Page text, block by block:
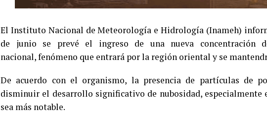
El Instituto Nacional de Meteorología e Hidrología (Inameh)
de junio se prevé el ingreso de una nueva concentración
nacional, fenómeno que entrará por la región oriental y se
De acuerdo con el organismo, la presencia de partículas de
disminuir el desarrollo significativo de nubosidad, especialmente
sea más notable.